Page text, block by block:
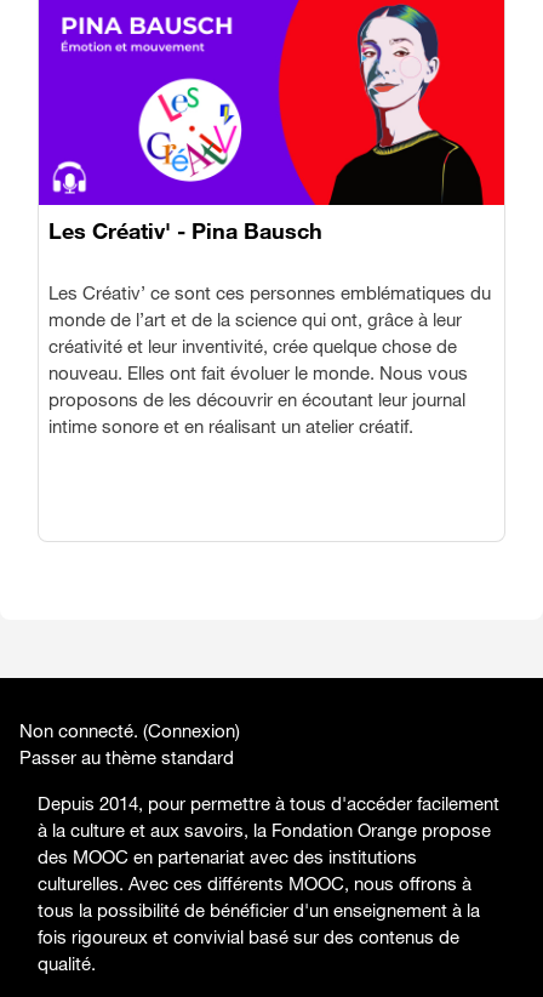
Les Créativ' - Pina Bausch
Les Créativ’ ce sont ces personnes emblématiques du
monde de l’art et de la science qui ont, grâce à leur
créativité et leur inventivité, crée quelque chose de
nouveau. Elles ont fait évoluer le monde. Nous vous
proposons de les découvrir en écoutant leur journal
intime sonore et en réalisant un atelier créatif.
Non connecté. (Connexion)
Passer au thème standard
Depuis 2014, pour permettre à tous d'accéder facilement
à la culture et aux savoirs, la Fondation Orange propose
des MOOC en partenariat avec des institutions
culturelles. Avec ces différents MOOC, nous offrons à
tous la possibilité de bénéficier d'un enseignement à la
fois rigoureux et convivial basé sur des contenus de
qualité.